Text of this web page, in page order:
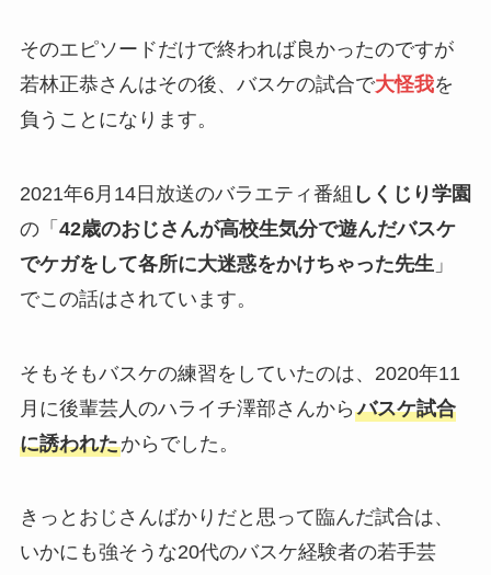
そのエピソードだけで終われば良かったのですが
若林正恭さんはその後、バスケの試合で大怪我を
負うことになります。
2021年6月14日放送のバラエティ番組 しくじり学園
の「 42歳のおじさんが高校生気分で遊んだバスケ
でケガをして各所に大迷惑をかけちゃった先生 」
でこの話はされています。
そもそもバスケの練習をしていたのは、2020年11
月に後輩芸人のハライチ澤部さんから バスケ試合
に誘われたからでした。
きっとおじさんばかりだと思って臨んだ試合は、
いかにも強そうな20代のバスケ経験者の若手芸